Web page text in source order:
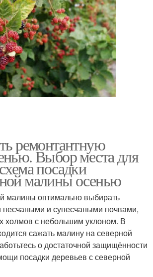
ремонтантную
Выбор места для
посадки
малины осенью
малины оптимально выбирать
песчаными и супесчаными почвами,
холмов с небольшим уклоном. В
сажать малину на северной
о достаточной защищённости
посадки деревьев с северной